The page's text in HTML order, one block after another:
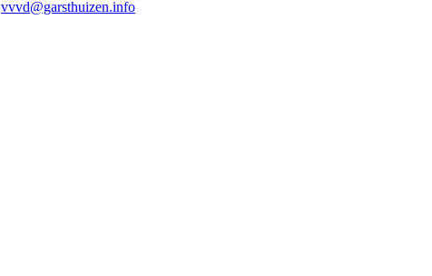
vvvd@garsthuizen.info